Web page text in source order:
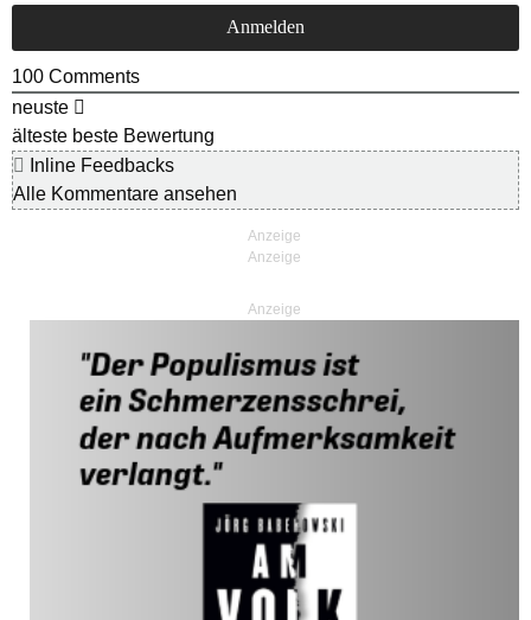
100 Comments
neuste
älteste beste Bewertung
Inline Feedbacks
Alle Kommentare ansehen
Anzeige